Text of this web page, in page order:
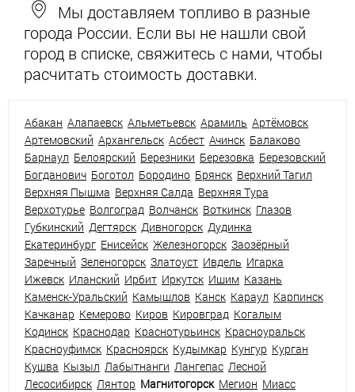
Мы доставляем топливо в разные
города России. Если вы не нашли свой
город в списке, свяжитесь с нами, чтобы
расчитать стоимость доставки.
Абакан Алапаевск Альметьевск Арамиль Артёмовск
Артемовский Архангельск Асбест Ачинск Балаково
Барнаул Белоярский Березники Березовка Березовский
Богданович Боготол Бородино Брянск Верхний Тагил
Верхняя Пышма Верхняя Салда Верхняя Тура
Верхотурье Волгоград Волчанск Воткинск Глазов
Губкинский Дегтярск Дивногорск Дудинка
Екатеринбург Енисейск Железногорск Заозёрный
Заречный Зеленогорск Златоуст Ивдель Игарка
Ижевск Иланский Ирбит Иркутск Ишим Казань
Каменск-Уральский Камышлов Канск Караул Карпинск
Качканар Кемерово Киров Кировград Когалым
Кодинск Краснодар Краснотурьинск Красноуральск
Красноуфимск Красноярск Кудымкар Кунгур Курган
Кушва Кызыл Лабытнанги Лангепас Лесной
Лесосибирск Лянтор Магнитогорск Мегион Миасс